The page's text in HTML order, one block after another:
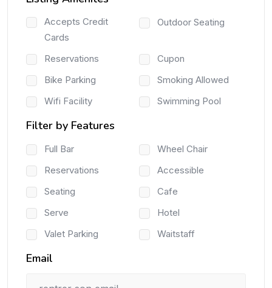
Accepts Credit
Cards
Outdoor Seating
Reservations
Cupon
Bike Parking
Smoking Allowed
Wifi Facility
Swimming Pool
Filter by Features
Full Bar
Wheel Chair
Reservations
Accessible
Seating
Cafe
Serve
Hotel
Valet Parking
Waitstaff
Email